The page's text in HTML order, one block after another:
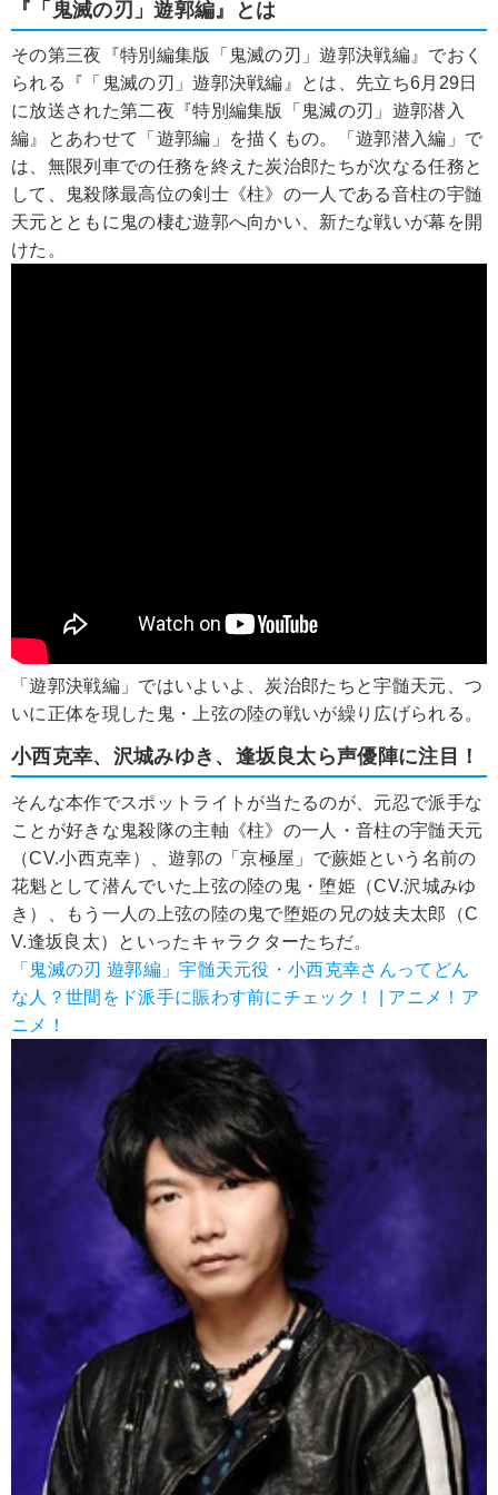
『「鬼滅の刃」遊郭編』とは
その第三夜『特別編集版「鬼滅の刃」遊郭決戦編』でおく
られる『「鬼滅の刃」遊郭決戦編』とは、先立ち6月29日
に放送された第二夜『特別編集版「鬼滅の刃」遊郭潜入
編』とあわせて「遊郭編」を描くもの。「遊郭潜入編」で
は、無限列車での任務を終えた炭治郎たちが次なる任務と
して、鬼殺隊最高位の剣士《柱》の一人である音柱の宇髄
天元とともに鬼の棲む遊郭へ向かい、新たな戦いが幕を開
けた。
「遊郭決戦編」ではいよいよ、炭治郎たちと宇髄天元、つ
いに正体を現した鬼・上弦の陸の戦いが繰り広げられる。
小西克幸、沢城みゆき、逢坂良太ら声優陣に注目！
そんな本作でスポットライトが当たるのが、元忍で派手な
ことが好きな鬼殺隊の主軸《柱》の一人・音柱の宇髄天元
（CV.小西克幸）、遊郭の「京極屋」で蕨姫という名前の
花魁として潜んでいた上弦の陸の鬼・堕姫（CV.沢城みゆ
き）、もう一人の上弦の陸の鬼で堕姫の兄の妓夫太郎（C
V.逢坂良太）といったキャラクターたちだ。
「鬼滅の刃 遊郭編」宇髄天元役・小西克幸さんってどん
な人？世間をド派手に賑わす前にチェック！ | アニメ！ア
ニメ！